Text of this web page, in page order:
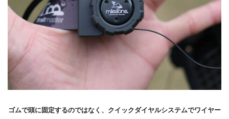
ゴムで頭に固定するのではなく、クイックダイヤルシステムでワイヤー